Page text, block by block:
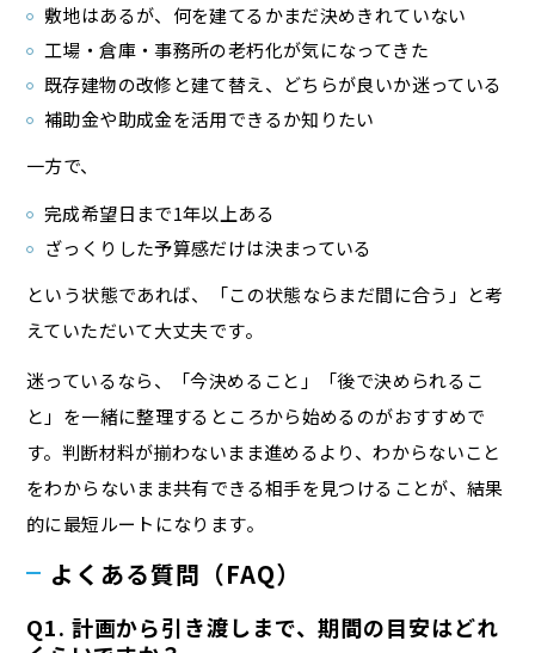
敷地はあるが、何を建てるかまだ決めきれていない
工場・倉庫・事務所の老朽化が気になってきた
既存建物の改修と建て替え、どちらが良いか迷っている
補助金や助成金を活用できるか知りたい
一方で、
完成希望日まで1年以上ある
ざっくりした予算感だけは決まっている
という状態であれば、「この状態ならまだ間に合う」と考
えていただいて大丈夫です。
迷っているなら、「今決めること」「後で決められるこ
と」を一緒に整理するところから始めるのがおすすめで
す。判断材料が揃わないまま進めるより、わからないこと
をわからないまま共有できる相手を見つけることが、結果
的に最短ルートになります。
よくある質問（FAQ）
Q1. 計画から引き渡しまで、期間の目安はどれ